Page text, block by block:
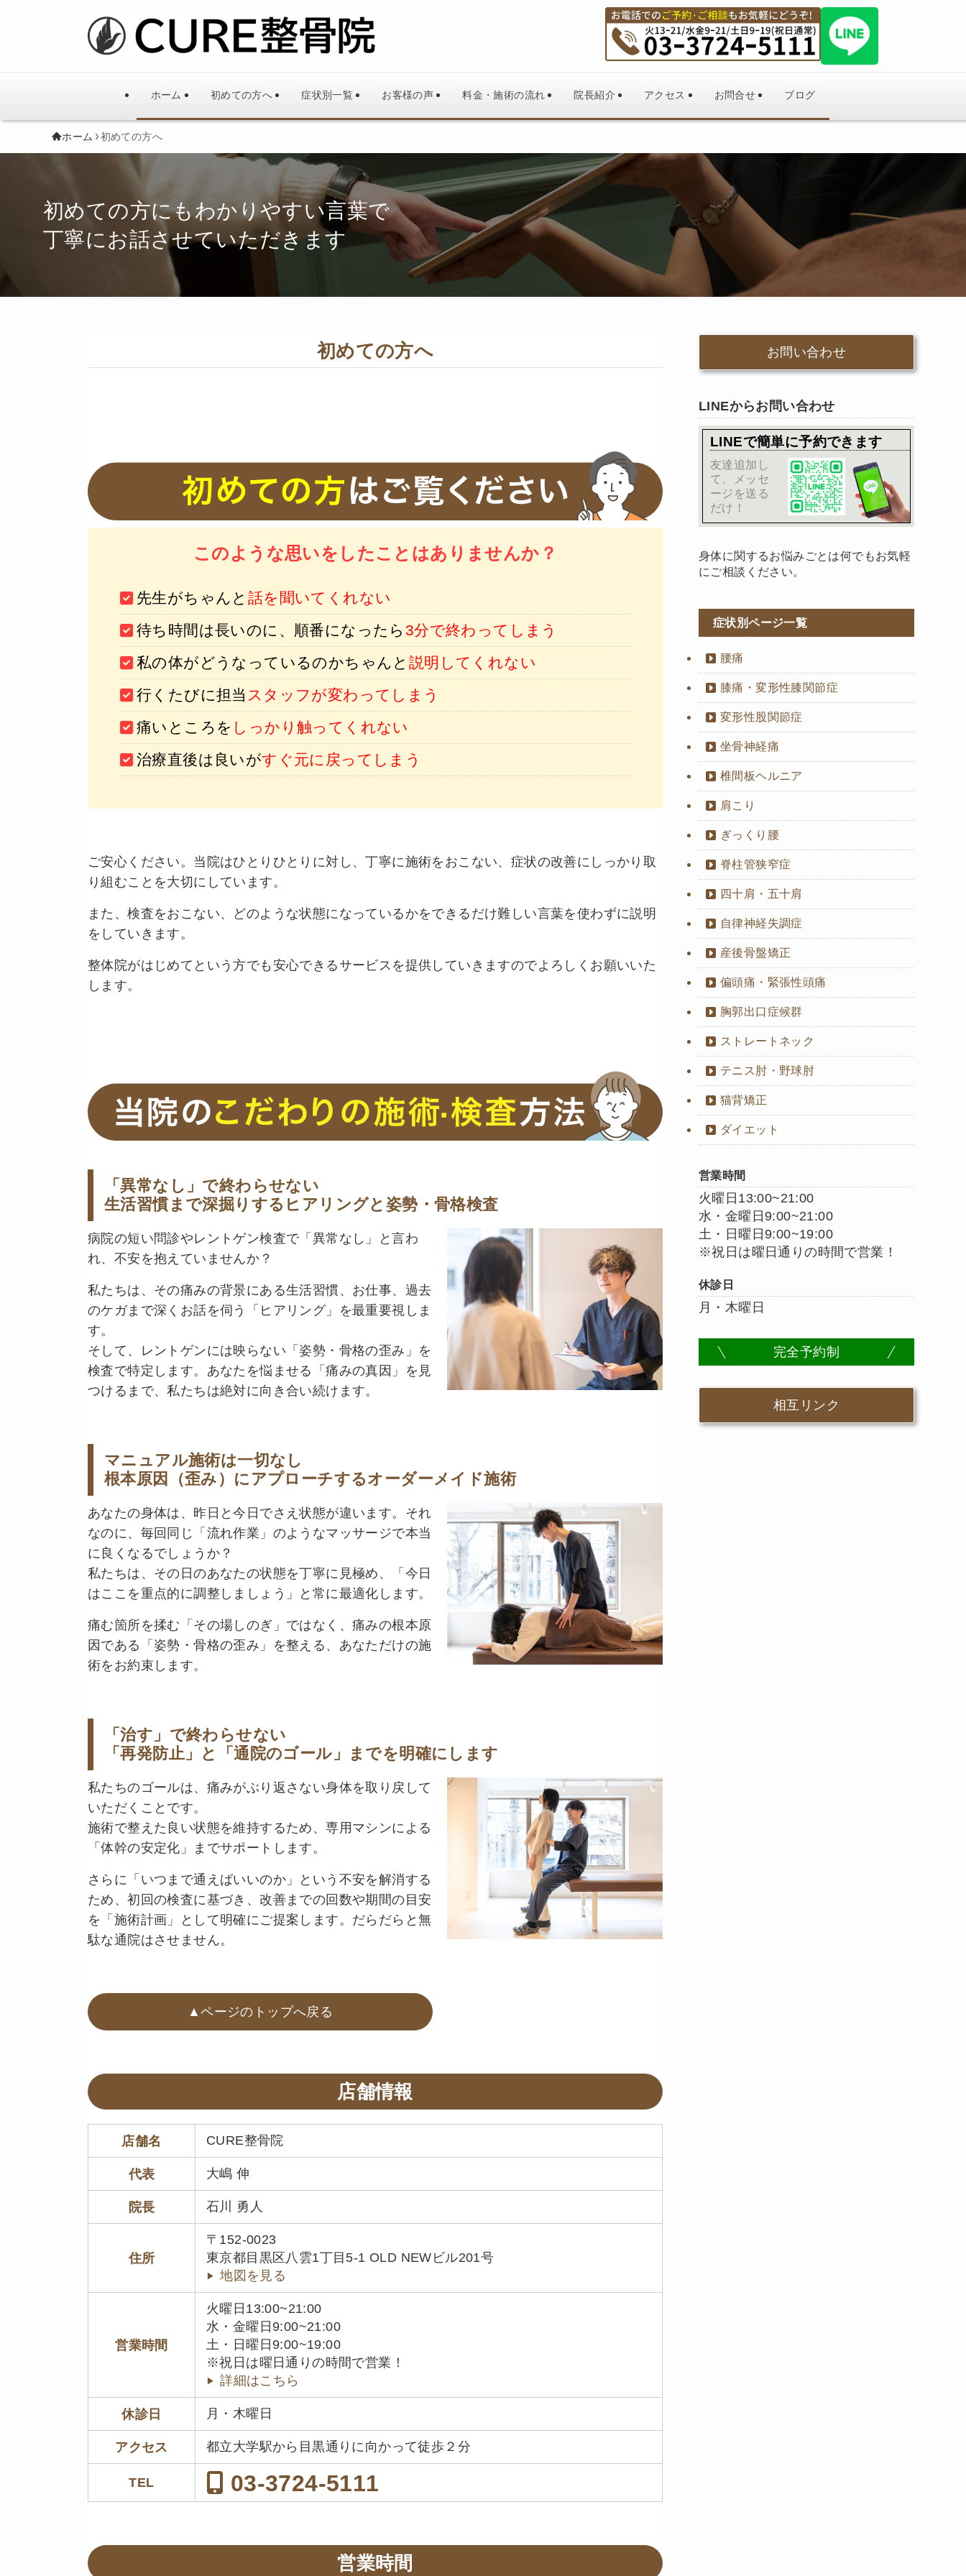
ホーム 初めての方へ 症状別一覧 お客様の声 料金・施術の流れ 院長紹介 アクセス お問合せ ブログ
ホーム 初めての方へ
初めての方にもわかりやすい言葉で
丁寧にお話させていただきます
初めての方へ
このような思いを したことはありませんか？
先生がちゃんと 話を聞いてくれない
待ち時間は長いのに、順番になったら 3分で終わってしまう
私の体がどうなっているのかちゃんと 説明してくれない
行くたびに担当 スタッフが変わってしまう
痛いところを しっかり触ってくれない
治療直後は良いがすぐ元に戻ってしまう
ご安心ください。当院はひとりひとりに対し、丁寧に施術をおこない、症状の改善にしっかり取
り組むことを大切にしています。
また、検査をおこない、どのような状態になっているかをできるだけ難しい言葉を使わずに説明
をしていきます。
整体院がはじめてという方でも安心できるサービスを提供していきますのでよろしくお願いいた
します。
「異常なし」で終わらせない
生活習慣まで深掘りするヒアリングと姿勢・骨格検査
病院の短い問診やレントゲン検査で「異常なし」と言わ
れ、不安を抱えていませんか？
私たちは、その痛みの背景にある生活習慣、お仕事、過去
のケガまで深くお話を伺う「ヒアリング」を最重要視しま
す。
そして、レントゲンには映らない「姿勢・骨格の歪み」を
検査で特定します。あなたを悩ませる「痛みの真因」を見
つけるまで、私たちは絶対に向き合い続けます。
マニュアル施術は一切なし
根本原因（歪み）にアプローチするオーダーメイド施術
あなたの身体は、昨日と今日でさえ状態が違います。それ
なのに、毎回同じ「流れ作業」のようなマッサージで本当
に良くなるでしょうか？
私たちは、その日のあなたの状態を丁寧に見極め、「今日
はここを重点的に調整しましょう」と常に最適化します。
痛む箇所を揉む「その場しのぎ」ではなく、痛みの根本原
因である「姿勢・骨格の歪み」を整える、あなただけの施
術をお約束します。
「治す」で終わらせない
「再発防止」と「通院のゴール」までを明確にします
私たちのゴールは、痛みがぶり返さない身体を取り戻して
いただくことです。
施術で整えた良い状態を維持するため、専用マシンによる
「体幹の安定化」までサポートします。
さらに「いつまで通えばいいのか」という不安を解消する
ため、初回の検査に基づき、改善までの回数や期間の目安
を「施術計画」として明確にご提案します。だらだらと無
駄な通院はさせません。
▲ページのトップへ戻る
店舗情報
店舗名 CURE整骨院
代表 大嶋 伸
院長 石川 勇人
住所
〒152-0023
東京都目黒区八雲1丁目5-1 OLD NEWビル201号
地図を見る
営業時間
火曜日13:00~21:00
水・金曜日9:00~21:00
土・日曜日9:00~19:00
※祝日は曜日通りの時間で営業！
詳細はこちら
休診日 月・木曜日
アクセス 都立大学駅から目黒通りに向かって徒歩２分
TEL 03-3724-5111
営業時間
お問い合わせ
LINEからお問い合わせ
LINEで簡単に予約できます
友達追加し
て、メッセ
ージを送る
だけ！
身体に関するお悩みごとは何でもお気軽
にご相談ください。
症状別ページ一覧
腰痛
膝痛・変形性膝関節症
変形性股関節症
坐骨神経痛
椎間板ヘルニア
肩こり
ぎっくり腰
脊柱管狭窄症
四十肩・五十肩
自律神経失調症
産後骨盤矯正
偏頭痛・緊張性頭痛
胸郭出口症候群
ストレートネック
テニス肘・野球肘
猫背矯正
ダイエット
営業時間
火曜日13:00~21:00
水・金曜日9:00~21:00
土・日曜日9:00~19:00
※祝日は曜日通りの時間で営業！
休診日
月・木曜日
完全予約制
相互リンク